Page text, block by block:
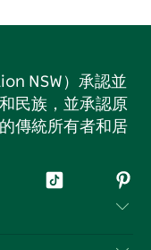
NSW）承認並
民族，並承認原
傳統所有者和居
抖